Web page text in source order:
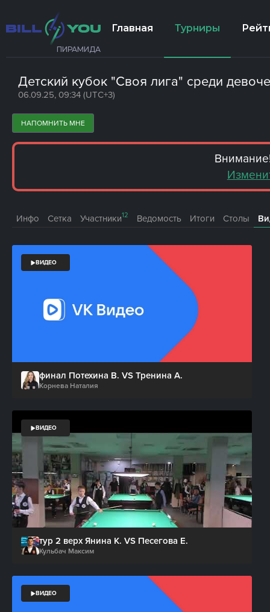
ПИРАМИДА
Главная Турниры
Детский кубок "Своя лига" среди
06.09.25, 09:34 (UTC+3)
НАПОМНИТЬ МНЕ
Инфо Сетка Участники12 Ведомость Итоги Столы
ВИДЕО
финал Потехина В. VS Тренина А.
Корнева Наталия
ВИДЕО
тур 2 верх Янина К. VS Песегова Е.
Кульбач Максим
ВИДЕО